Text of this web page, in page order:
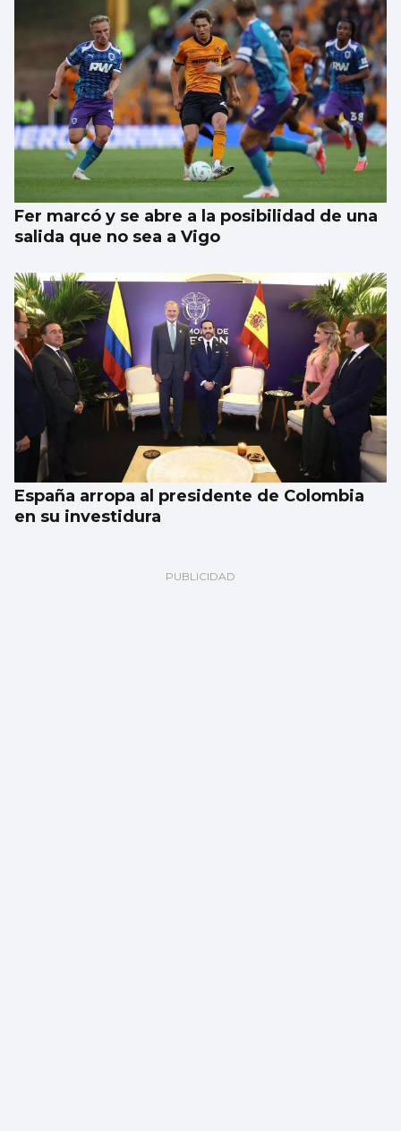
Fer marcó y se abre a la posibilidad de una
salida que no sea a Vigo
España arropa al presidente de Colombia
en su investidura